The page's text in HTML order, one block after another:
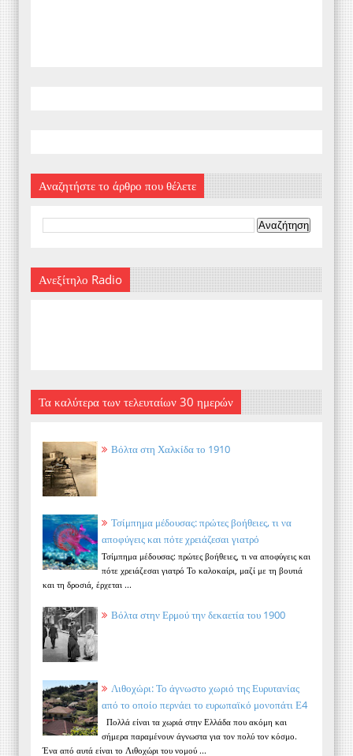
Αναζητήστε το άρθρο που θέλετε
Ανεξίτηλο Radio
Τα καλύτερα των τελευταίων 30 ημερών
Βόλτα στη Χαλκίδα το 1910
Τσίμπημα μέδουσας: πρώτες βοήθειες, τι να
αποφύγεις και πότε χρειάζεσαι γιατρό
Τσίμπημα μέδουσας: πρώτες βοήθειες, τι να αποφύγεις και
πότε χρειάζεσαι γιατρό Το καλοκαίρι, μαζί με τη βουτιά
και τη δροσιά, έρχεται ...
Βόλτα στην Ερμού την δεκαετία του 1900
Λιθοχώρι: Το άγνωστο χωριό της Ευρυτανίας
από το οποίο περνάει το ευρωπαϊκό μονοπάτι Ε4
Πολλά είναι τα χωριά στην Ελλάδα που ακόμη και
σήμερα παραμένουν άγνωστα για τον πολύ τον κόσμο.
Ένα από αυτά είναι το Λιθοχώρι του νομού ...